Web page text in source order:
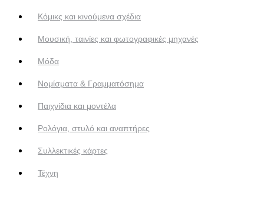
Κόμικς και κινούμενα σχέδια
Μουσική, ταινίες και φωτογραφικές μηχανές
Μόδα
Νομίσματα & Γραμματόσημα
Παιχνίδια και μοντέλα
Ρολόγια, στυλό και αναπτήρες
Συλλεκτικές κάρτες
Τέχνη